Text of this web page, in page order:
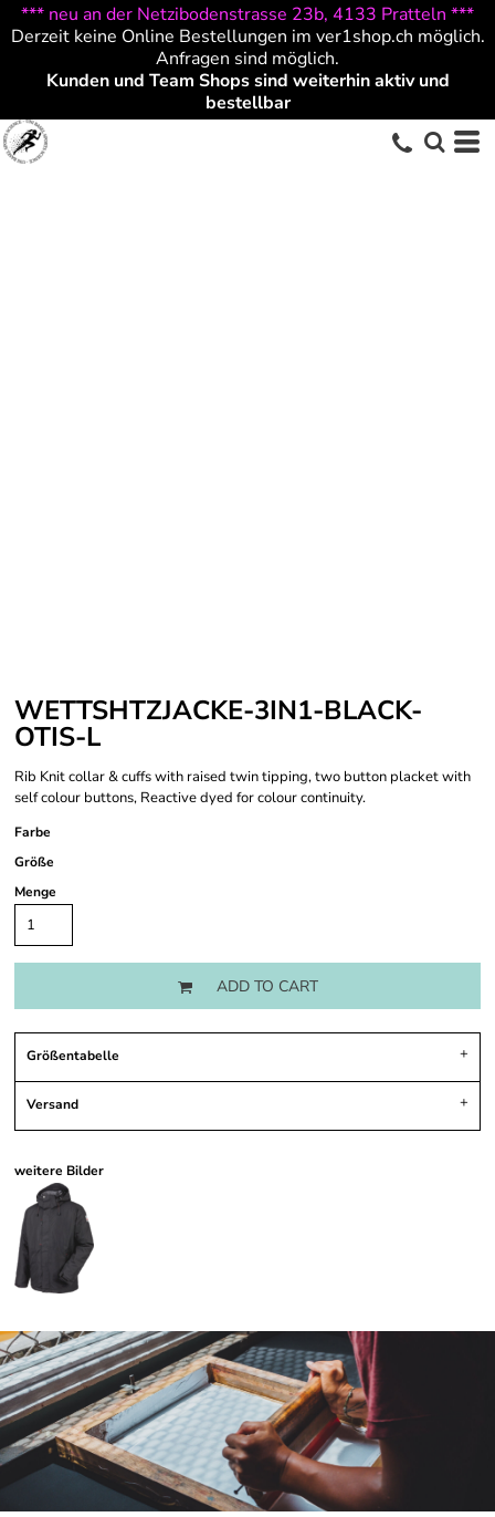
*** neu an der Netzibodenstrasse 23b, 4133 Pratteln ***
Derzeit keine Online Bestellungen im ver1shop.ch möglich.
Anfragen sind möglich.
Kunden und Team Shops sind weiterhin aktiv und
bestellbar
WETTSHTZJACKE-3IN1-BLACK-
OTIS-L
Rib Knit collar & cuffs with raised twin tipping, two button placket with
self colour buttons, Reactive dyed for colour continuity.
Farbe
Größe
Menge
ADD TO CART
Größentabelle
Versand
weitere Bilder